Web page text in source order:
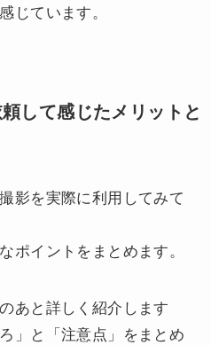
じています。
して感じたメリットと
影を実際に利用してみて
ポイントをまとめます。
あと詳しく紹介します
」と「注意点」をまとめ